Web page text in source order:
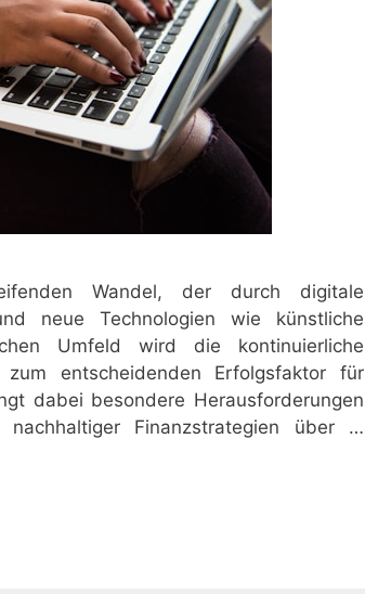
Wandel, der durch digitale
neue Technologien wie künstliche
Umfeld wird die kontinuierliche
entscheidenden Erfolgsfaktor für
dabei besondere Herausforderungen
Finanzstrategien über …